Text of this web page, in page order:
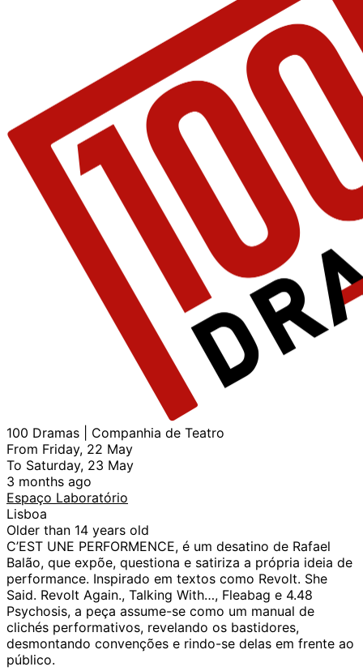
100 Dramas | Companhia de Teatro
From Friday, 22 May
To Saturday, 23 May
3 months ago
Espaço Laboratório
Lisboa
Older than 14 years old
C’EST UNE PERFORMENCE, é um desatino de Rafael
Balão, que expõe, questiona e satiriza a própria ideia de
performance. Inspirado em textos como Revolt. She
Said. Revolt Again., Talking With…, Fleabag e 4.48
Psychosis, a peça assume-se como um manual de
clichés performativos, revelando os bastidores,
desmontando convenções e rindo-se delas em frente ao
público.